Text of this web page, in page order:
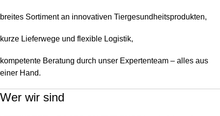
breites Sortiment an innovativen Tiergesundheitsprodukten,
kurze Lieferwege und flexible Logistik,
kompetente Beratung durch unser Expertenteam – alles aus
einer Hand.
Wer wir sind